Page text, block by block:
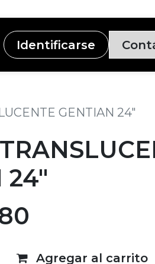
Identificarse
GENTIAN 24"
24"
Agregar al carrito